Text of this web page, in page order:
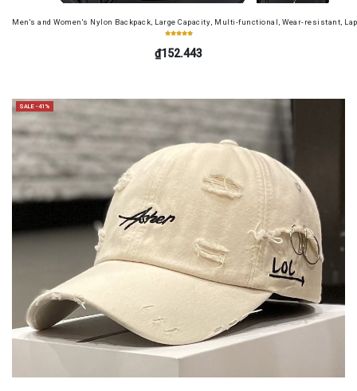
Men's and Women's Nylon Backpack, Large Capacity, Multi-functional, Wear-resistant,
₫152.443
SALE -41%